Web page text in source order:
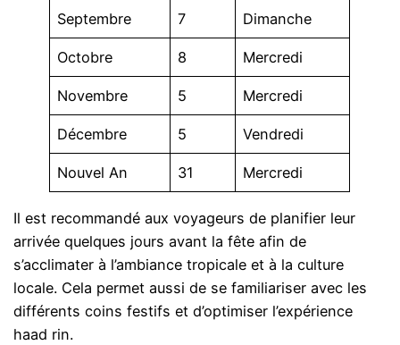
Septembre 7 Dimanche
Octobre 8 Mercredi
Novembre 5 Mercredi
Décembre 5 Vendredi
Nouvel An 31 Mercredi
Il est recommandé aux voyageurs de planifier leur
arrivée quelques jours avant la fête afin de
s’acclimater à l’ambiance tropicale et à la culture
locale. Cela permet aussi de se familiariser avec les
différents coins festifs et d’optimiser l’expérience
haad rin.